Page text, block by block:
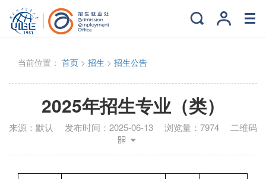
当前位置： 首页 > 招生 > 招生公告
2025年招生专业（类）
来源： 默认 发布时间： 2025-06-13 浏览量： 7974 二维码